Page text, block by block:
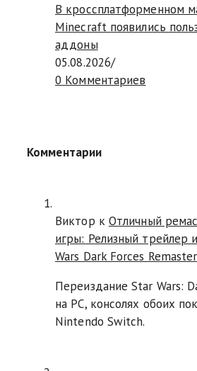
В кроссплатформенном
Minecraft появились
аддоны
05.08.2026/
0 Комментариев
Комментарии
Виктор к Отличный
игры: Релизный трейлер
Wars Dark Forces Remaster
Переиздание Star Wars:
на PC, консолях обоих
Nintendo Switch.